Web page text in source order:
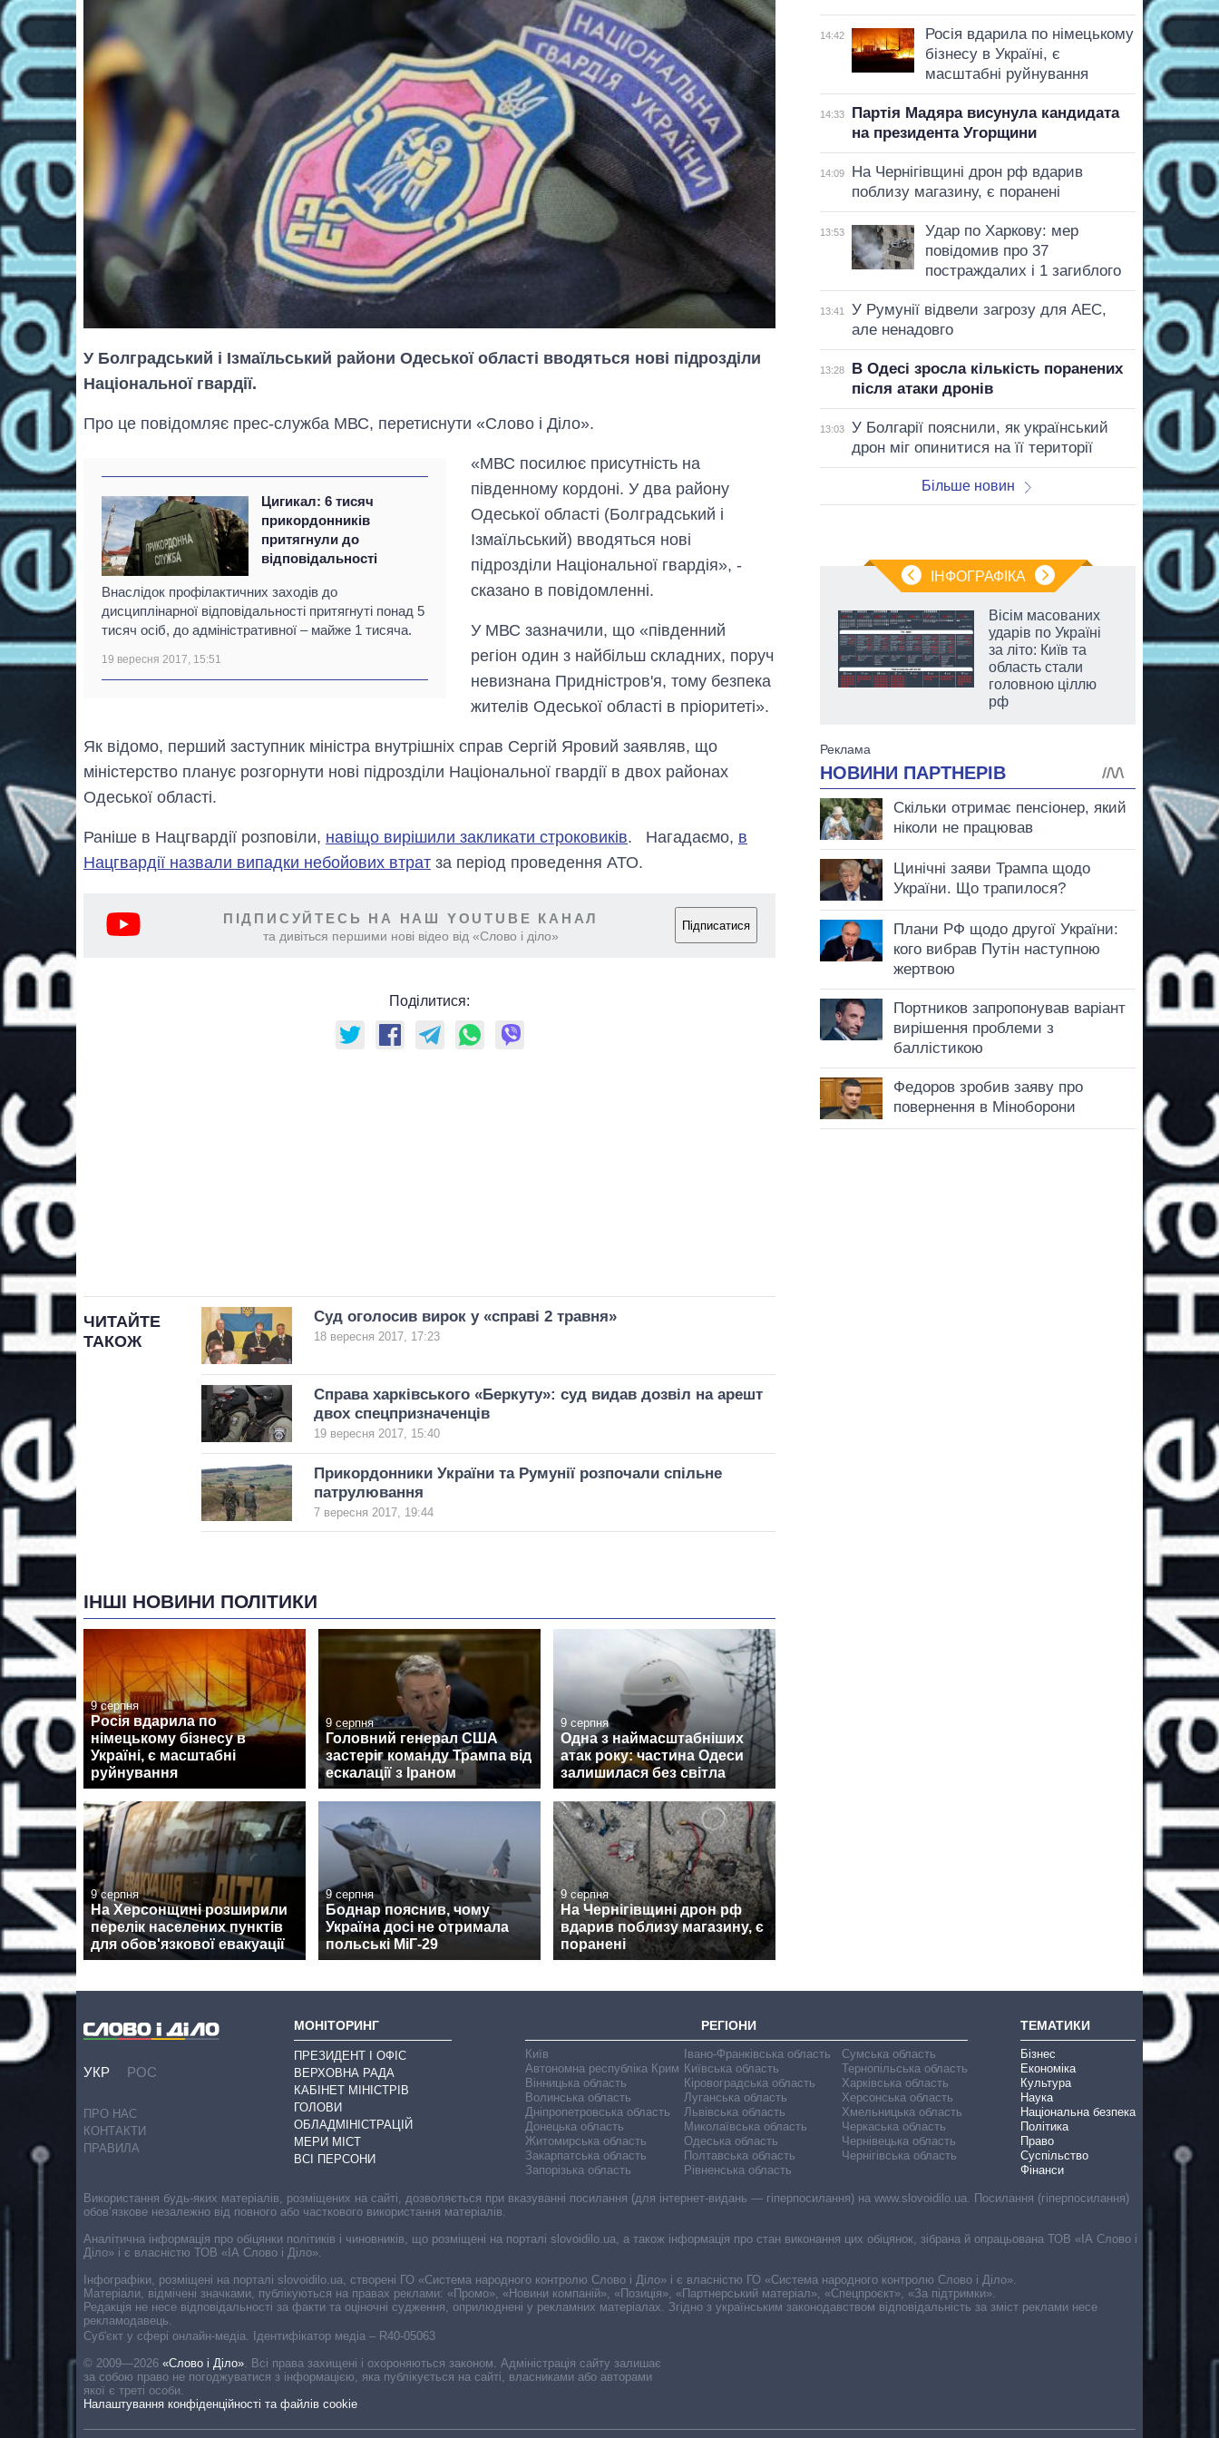
У Болградський і Ізмаїльський райони Одеської області вводяться нові підрозділи
Національної гвардії.
Про це повідомляє прес-служба МВС, перетиснути «Слово і Діло».
Цигикал: 6 тисяч
прикордонників
притягнули до
відповідальності
Внаслідок профілактичних заходів до
дисциплінарної відповідальності притягнуті понад 5
тисяч осіб, до адміністративної – майже 1 тисяча.
19 вересня 2017, 15:51
«МВС посилює присутність на
південному кордоні. У два району
Одеської області (Болградський і
Ізмаїльський) вводяться нові
підрозділи Національної гвардія», -
сказано в повідомленні.
У МВС зазначили, що «південний
регіон один з найбільш складних, поруч
невизнана Придністров'я, тому безпека
жителів Одеської області в пріоритеті».
Як відомо, перший заступник міністра внутрішніх справ Сергій Яровий заявляв, що
міністерство планує розгорнути нові підрозділи Національної гвардії в двох районах
Одеської області.
Раніше в Нацгвардії розповіли, навіщо вирішили закликати строковиків. Нагадаємо, в
Нацгвардії назвали випадки небойових втрат за період проведення АТО.
ПІДПИСУЙТЕСЬ НА НАШ YOUTUBE КАНАЛ
та дивіться першими нові відео від «Слово і діло»
Підписатися
Поділитися:
ЧИТАЙТЕ
ТАКОЖ
Суд оголосив вирок у «справі 2 травня»
18 вересня 2017, 17:23
Справа харківського «Беркуту»: суд видав дозвіл на арешт
двох спецпризначенців
19 вересня 2017, 15:40
Прикордонники України та Румунії розпочали спільне
патрулювання
7 вересня 2017, 19:44
ІНШІ НОВИНИ ПОЛІТИКИ
9 серпня
Росія вдарила по
німецькому бізнесу в
Україні, є масштабні
руйнування
9 серпня
Головний генерал США
застеріг команду Трампа від
ескалації з Іраном
9 серпня
Одна з наймасштабніших
атак року: частина Одеси
залишилася без світла
9 серпня
На Херсонщині розширили
перелік населених пунктів
для обов'язкової евакуації
9 серпня
Боднар пояснив, чому
Україна досі не отримала
польські МіГ-29
9 серпня
На Чернігівщині дрон рф
вдарив поблизу магазину, є
поранені
14:42
Росія вдарила по німецькому
бізнесу в Україні, є
масштабні руйнування
14:33
Партія Мадяра висунула кандидата
на президента Угорщини
14:09
На Чернігівщині дрон рф вдарив
поблизу магазину, є поранені
13:53
Удар по Харкову: мер
повідомив про 37
постраждалих і 1 загиблого
13:41
У Румунії відвели загрозу для АЕС,
але ненадовго
13:28
В Одесі зросла кількість поранених
після атаки дронів
13:03
У Болгарії пояснили, як український
дрон міг опинитися на її території
Більше новин
ІНФОГРАФІКА
як зріс попит на
чипи за останні
роки і що
прогнозують на
2027-й
Вісім масованих
ударів по Україні
за літо: Київ та
область стали
головною ціллю
рф
УКР РОС
ПРО НАС
КОНТАКТИ
ПРАВИЛА
МОНІТОРИНГ
ПРЕЗИДЕНТ І ОФІС
ВЕРХОВНА РАДА
КАБІНЕТ МІНІСТРІВ
ГОЛОВИ
ОБЛАДМІНІСТРАЦІЙ
МЕРИ МІСТ
ВСІ ПЕРСОНИ
РЕГІОНИ
Київ
Автономна республіка Крим
Вінницька область
Волинська область
Дніпропетровська область
Донецька область
Житомирська область
Закарпатська область
Запорізька область
Івано-Франківська область
Київська область
Кіровоградська область
Луганська область
Львівська область
Миколаївська область
Одеська область
Полтавська область
Рівненська область
Сумська область
Тернопільська область
Харківська область
Херсонська область
Хмельницька область
Черкаська область
Чернівецька область
Чернігівська область
ТЕМАТИКИ
Бізнес
Економіка
Культура
Наука
Національна безпека
Політика
Право
Суспільство
Фінанси
Cуб'єкт у сфері онлайн-медіа. Ідентифікатор медіа – R40-05063
© 2009—2026 «Слово і Діло». Всі права захищені і охороняються законом. Адміністрація сайту залишає
за собою право не погоджуватися з інформацією, яка публікується на сайті, власниками або авторами
якої є треті особи.
Налаштування конфіденційності та файлів cookie
Використання будь-яких матеріалів, розміщених на сайті, дозволяється при вказуванні посилання (для інтернет-видань — гіперпосилання) на www.slovoidilo.ua. Посилання (гіперпосилання)
обов’язкове незалежно від повного або часткового використання матеріалів.
Аналітична інформація про обіцянки політиків і чиновників, що розміщені на порталі slovoidilo.ua, а також інформація про стан виконання цих обіцянок, зібрана й опрацьована ТОВ «ІА Слово і
Діло» і є власністю ТОВ «ІА Слово і Діло».
Інфографіки, розміщені на порталі slovoidilo.ua, створені ГО «Система народного контролю Слово і Діло» і є власністю ГО «Система народного контролю Слово і Діло».
Матеріали, відмічені значками, публікуються на правах реклами: «Промо», «Новини компаній», «Позиція», «Партнерський матеріал», «Спецпроєкт», «За підтримки».
Редакція не несе відповідальності за факти та оціночні судження, оприлюднені у рекламних матеріалах. Згідно з українським законодавством відповідальність за зміст реклами несе
рекламодавець.